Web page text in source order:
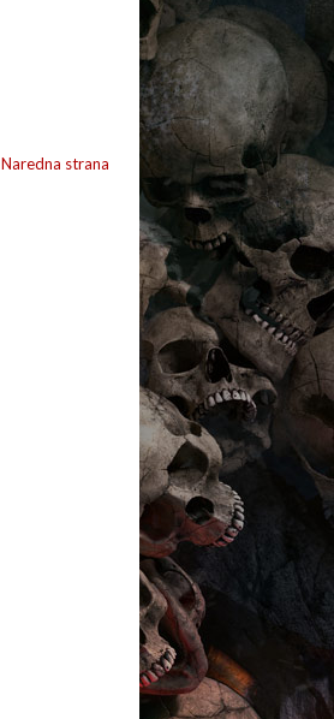
Naredna strana